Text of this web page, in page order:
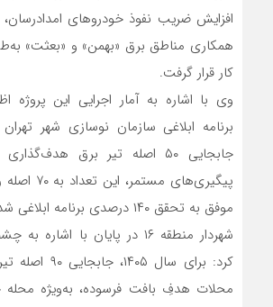
افزایش ضریب نفوذ خودروهای امدادرسان،
همکاری مناطق برق «بهمن» و «بعثت»
کار قرار گرفت.
وی با اشاره به آمار اجرایی این پروژه
جابجایی ۵۰ اصله تیر برق
موفق به تحقق ۱۴۰ درصدی برنامه ابلاغی شد.
شهردار منطقه ۱۶ در پایان با
کرد: برای سال
محلات هدفِ بافت فرسوده، به‌ویژه محله